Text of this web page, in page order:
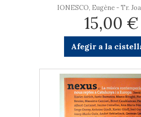
IONESCO, Eugène - Tr.
15,00 €
Afegir a la